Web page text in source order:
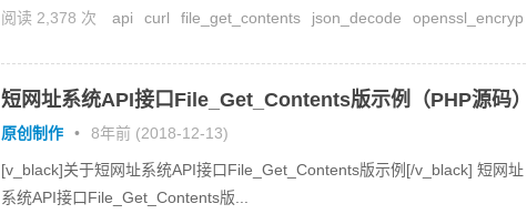
阅读 2,378 次 api curl file_get_contents json_decode
openssl_encryp
短网址系统API接口File_Get_Contents版示例（PHP源码）
原创制作 • 8年前 (2018-12-13)
[v_black]关于短网址系统API接口File_Get_Contents版示例[/v_black] 短网址
系统API接口File_Get_Contents版...